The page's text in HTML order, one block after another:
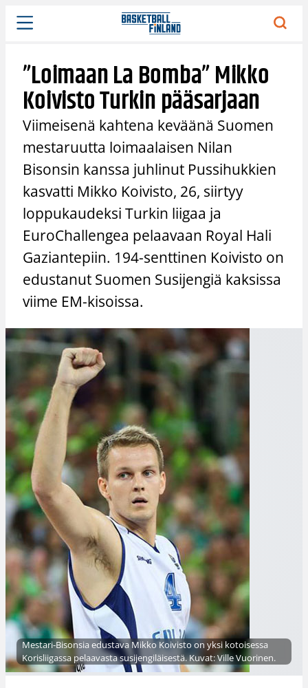
Siirry
sisältöön
”Loimaan La Bomba” Mikko
Koivisto Turkin pääsarjaan
Viimeisenä kahtena keväänä Suomen
mestaruutta loimaalaisen Nilan
Bisonsin kanssa juhlinut Pussihukkien
kasvatti Mikko Koivisto, 26, siirtyy
loppukaudeksi Turkin liigaa ja
EuroChallengea pelaavaan Royal Hali
Gaziantepiin. 194-senttinen Koivisto on
edustanut Suomen Susijengiä kaksissa
viime EM-kisoissa.
Mestari-Bisonsia edustava Mikko Koivisto on yksi kotoisessa
Korisliigassa pelaavasta susijengiläisestä. Kuvat: Ville Vuorinen.